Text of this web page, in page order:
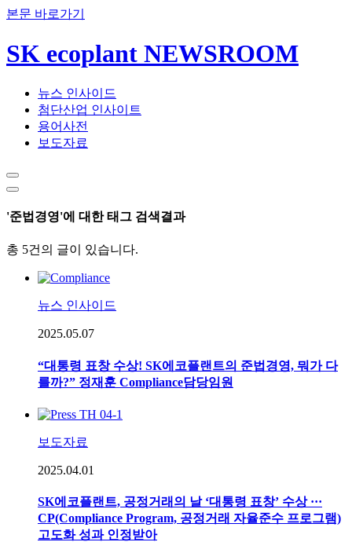
본문 바로가기
SK ecoplant NEWSROOM
뉴스 인사이드
첨단산업 인사이트
용어사전
보도자료
'준법경영'에 대한 태그 검색결과
총 5건의 글이 있습니다.
뉴스 인사이드
2025.05.07
“대통령 표창 수상! SK에코플랜트의 준법경영, 뭐가 다
를까?” 정재훈 Compliance담당임원
보도자료
2025.04.01
SK에코플랜트, 공정거래의 날 ‘대통령 표창’ 수상 ···
CP(Compliance Program, 공정거래 자율준수 프로그램)
고도화 성과 인정받아